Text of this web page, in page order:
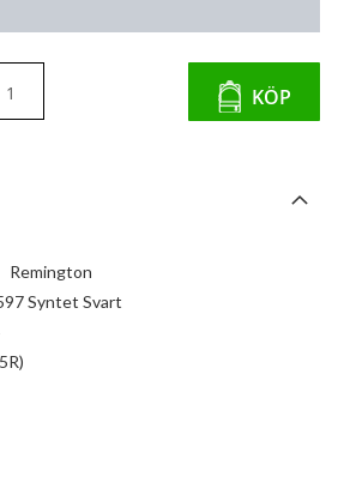
KÖP
Remington
Syntet Svart